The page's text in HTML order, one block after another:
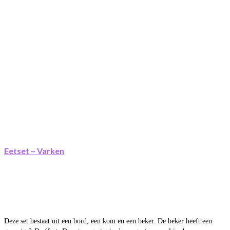
Eetset – Varken
Deze set bestaat uit een bord, een kom en een beker. De beker heeft een